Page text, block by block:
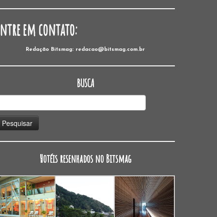
em contato:
Redação Bitsmag: redacao@bitsmag.com.br
BUSCA
Hotéis resenhados no Bitsmag